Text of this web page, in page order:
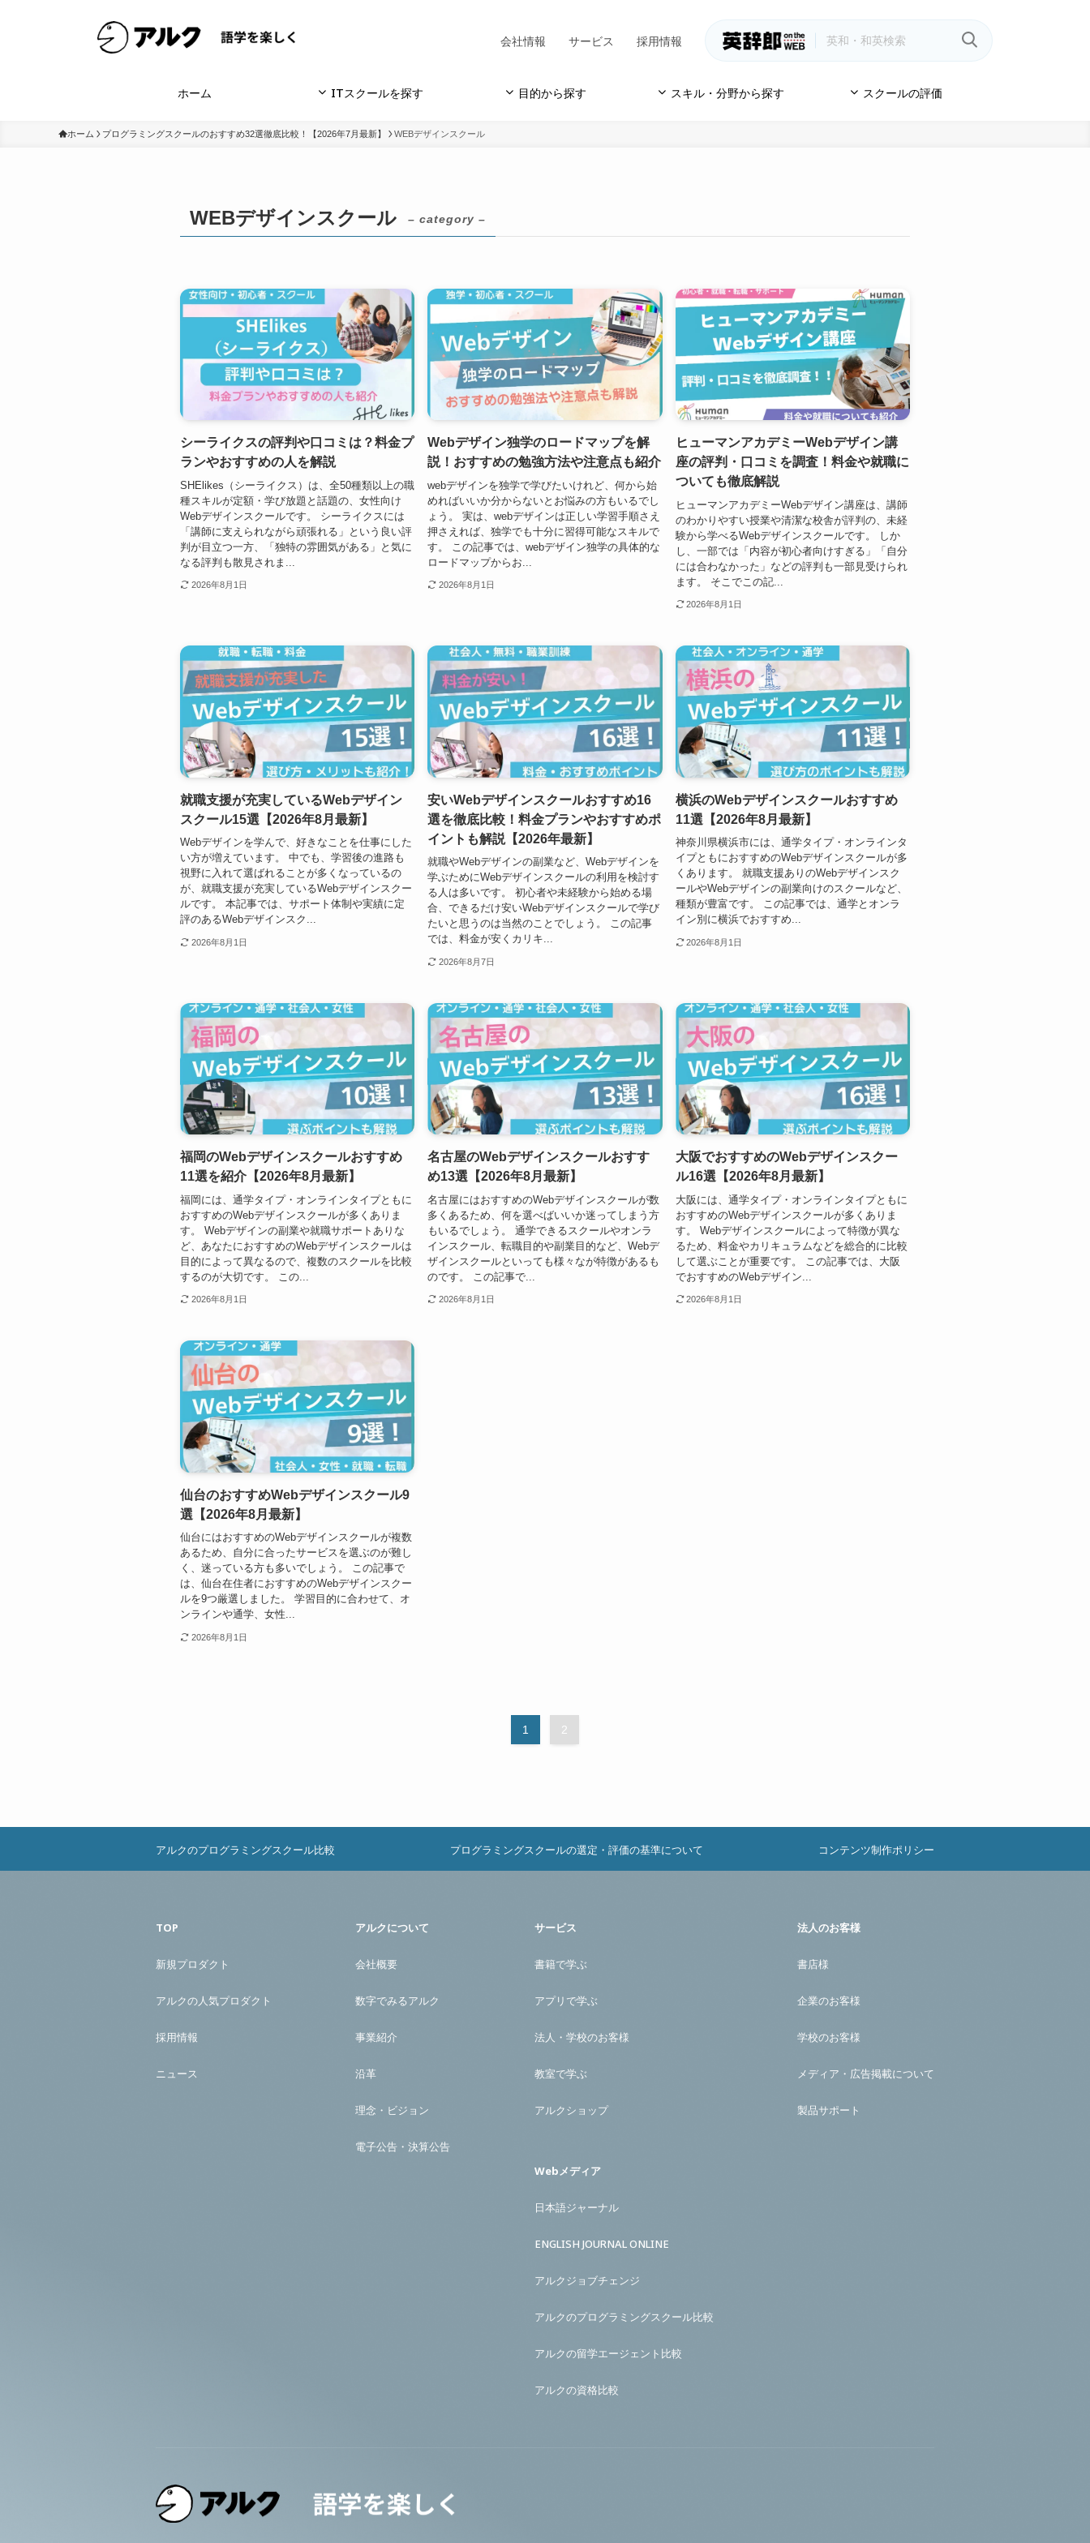
会社情報 サービス 採用情報
ホーム ITスクールを探す 目的から探す スキル・分野から探す スクールの評価
ホーム プログラミングスクールのおすすめ32選徹底比較！【2026年7月最新】 WEBデザインスクール
WEBデザインスクール – category –
シーライクスの評判や口コミは？料金プ
ランやおすすめの人を解説
SHElikes（シーライクス）は、全50種類以上の職
種スキルが定額・学び放題と話題の、女性向け
Webデザインスクールです。 シーライクスには
「講師に支えられながら頑張れる」という良い評
判が目立つ一方、「独特の雰囲気がある」と気に
なる評判も散見されま...
2026年8月1日
Webデザイン独学のロードマップを解
説！おすすめの勉強方法や注意点も紹介
webデザインを独学で学びたいけれど、何から始
めればいいか分からないとお悩みの方もいるでし
ょう。 実は、webデザインは正しい学習手順さえ
押さえれば、独学でも十分に習得可能なスキルで
す。 この記事では、webデザイン独学の具体的な
ロードマップからお...
2026年8月1日
ヒューマンアカデミーWebデザイン講
座の評判・口コミを調査！料金や就職に
ついても徹底解説
ヒューマンアカデミーWebデザイン講座は、講師
のわかりやすい授業や清潔な校舎が評判の、未経
験から学べるWebデザインスクールです。 しか
し、一部では「内容が初心者向けすぎる」「自分
には合わなかった」などの評判も一部見受けられ
ます。 そこでこの記...
2026年8月1日
就職支援が充実しているWebデザイン
スクール15選【2026年8月最新】
Webデザインを学んで、好きなことを仕事にした
い方が増えています。 中でも、学習後の進路も
視野に入れて選ばれることが多くなっているの
が、就職支援が充実しているWebデザインスクー
ルです。 本記事では、サポート体制や実績に定
評のあるWebデザインスク...
2026年8月1日
安いWebデザインスクールおすすめ16
選を徹底比較！料金プランやおすすめポ
イントも解説【2026年最新】
就職やWebデザインの副業など、Webデザインを
学ぶためにWebデザインスクールの利用を検討す
る人は多いです。 初心者や未経験から始める場
合、できるだけ安いWebデザインスクールで学び
たいと思うのは当然のことでしょう。 この記事
では、料金が安くカリキ...
2026年8月7日
横浜のWebデザインスクールおすすめ
11選【2026年8月最新】
神奈川県横浜市には、通学タイプ・オンラインタ
イプともにおすすめのWebデザインスクールが多
くあります。 就職支援ありのWebデザインスク
ールやWebデザインの副業向けのスクールなど、
種類が豊富です。 この記事では、通学とオンラ
イン別に横浜でおすすめ...
2026年8月1日
福岡のWebデザインスクールおすすめ
11選を紹介【2026年8月最新】
福岡には、通学タイプ・オンラインタイプともに
おすすめのWebデザインスクールが多くありま
す。 Webデザインの副業や就職サポートありな
ど、あなたにおすすめのWebデザインスクールは
目的によって異なるので、複数のスクールを比較
するのが大切です。 この...
2026年8月1日
名古屋のWebデザインスクールおすす
め13選【2026年8月最新】
名古屋にはおすすめのWebデザインスクールが数
多くあるため、何を選べばいいか迷ってしまう方
もいるでしょう。 通学できるスクールやオンラ
インスクール、転職目的や副業目的など、Webデ
ザインスクールといっても様々なが特徴があるも
のです。 この記事で...
2026年8月1日
大阪でおすすめのWebデザインスクー
ル16選【2026年8月最新】
大阪には、通学タイプ・オンラインタイプともに
おすすめのWebデザインスクールが多くありま
す。 Webデザインスクールによって特徴が異な
るため、料金やカリキュラムなどを総合的に比較
して選ぶことが重要です。 この記事では、大阪
でおすすめのWebデザイン...
2026年8月1日
仙台のおすすめWebデザインスクール9
選【2026年8月最新】
仙台にはおすすめのWebデザインスクールが複数
あるため、自分に合ったサービスを選ぶのが難し
く、迷っている方も多いでしょう。 この記事で
は、仙台在住者におすすめのWebデザインスクー
ルを9つ厳選しました。 学習目的に合わせて、オ
ンラインや通学、女性...
2026年8月1日
1 2
アルクのプログラミングスクール比較 プログラミングスクールの選定・評価の基準について コンテンツ制作ポリシー
TOP
新規プロダクト
アルクの人気プロダクト
採用情報
ニュース
アルクについて
会社概要
数字でみるアルク
事業紹介
沿革
理念・ビジョン
電子公告・決算公告
サービス
書籍で学ぶ
アプリで学ぶ
法人・学校のお客様
教室で学ぶ
アルクショップ
Webメディア
日本語ジャーナル
ENGLISH JOURNAL ONLINE
アルクジョブチェンジ
アルクのプログラミングスクール比較
アルクの留学エージェント比較
アルクの資格比較
法人のお客様
書店様
企業のお客様
学校のお客様
メディア・広告掲載について
製品サポート